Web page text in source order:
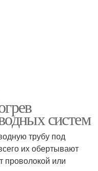
систем
трубу под
их обертывают
проволокой или